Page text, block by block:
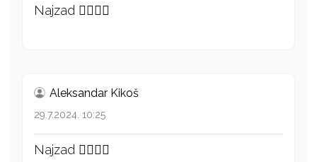
Najzad 👍🏻👏🏻
Aleksandar Kikoš
29.7.2024. 10:25
Najzad 👍🏻👏🏻